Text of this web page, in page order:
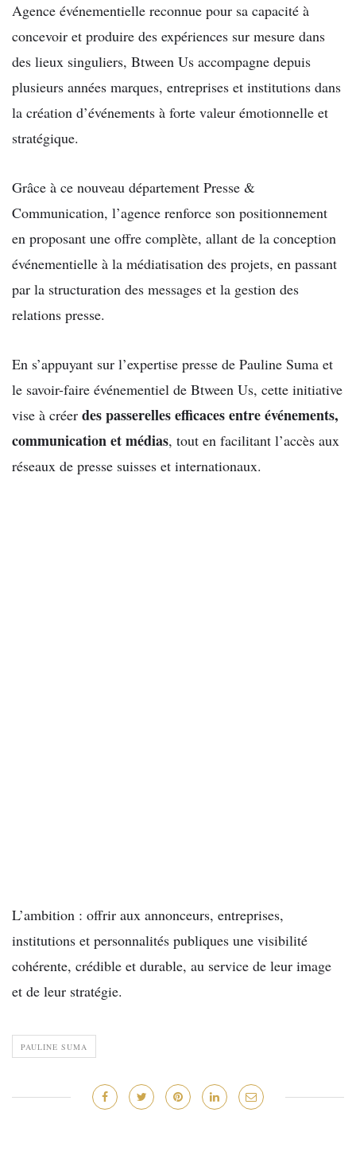
Agence événementielle reconnue pour sa capacité à
concevoir et produire des expériences sur mesure dans
des lieux singuliers, Btween Us accompagne depuis
plusieurs années marques, entreprises et institutions dans
la création d’événements à forte valeur émotionnelle et
stratégique.
Grâce à ce nouveau département Presse &
Communication, l’agence renforce son positionnement
en proposant une offre complète, allant de la conception
événementielle à la médiatisation des projets, en passant
par la structuration des messages et la gestion des
relations presse.
En s’appuyant sur l’expertise presse de Pauline Suma et
le savoir-faire événementiel de Btween Us, cette initiative
vise à créer des passerelles efficaces entre événements,
communication et médias, tout en facilitant l’accès aux
réseaux de presse suisses et internationaux.
L’ambition : offrir aux annonceurs, entreprises,
institutions et personnalités publiques une visibilité
cohérente, crédible et durable, au service de leur image
et de leur stratégie.
PAULINE SUMA